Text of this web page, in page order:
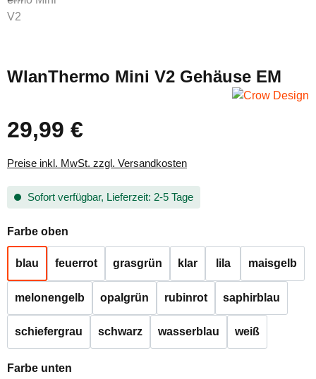
WlanThermo Mini V2 Gehäuse EM
Regulärer Preis:
29,99 €
Preise inkl. MwSt. zzgl. Versandkosten
Sofort verfügbar, Lieferzeit: 2-5 Tage
Farbe oben
blau feuerrot grasgrün klar lila maisgelb
melonengelb opalgrün rubinrot saphirblau
schiefergrau schwarz wasserblau weiß
Farbe unten